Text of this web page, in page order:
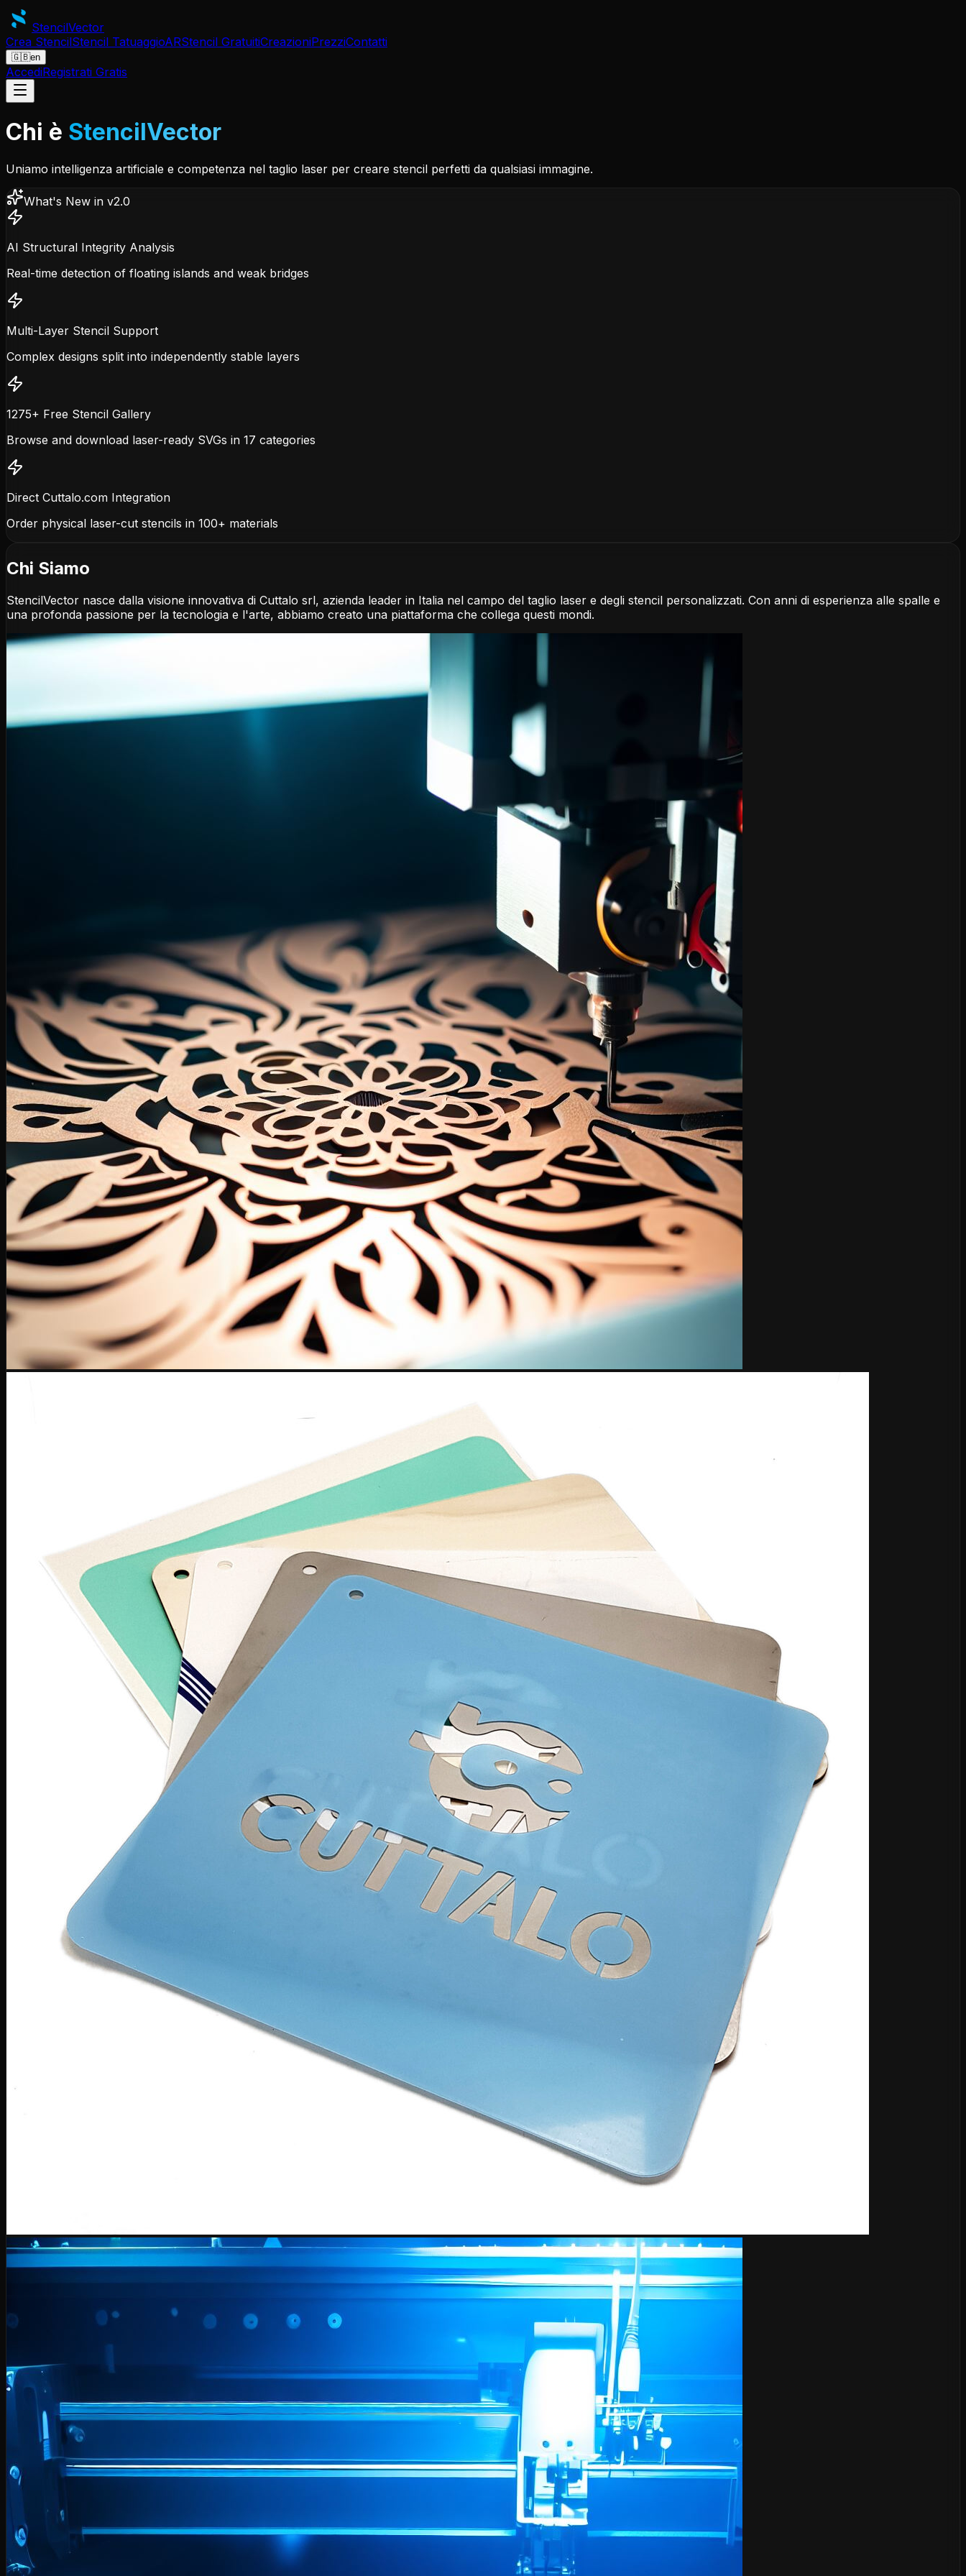
StencilVector
Crea StencilStencil TatuaggioARStencil GratuitiCreazioniPrezziContatti
🇬🇧en
AccediRegistrati Gratis
Chi è StencilVector
Uniamo intelligenza artificiale e competenza nel taglio laser per creare stencil perfetti da qualsiasi immagine.
What's New in v2.0
AI Structural Integrity Analysis
Real-time detection of floating islands and weak bridges
Multi-Layer Stencil Support
Complex designs split into independently stable layers
1275+ Free Stencil Gallery
Browse and download laser-ready SVGs in 17 categories
Direct Cuttalo.com Integration
Order physical laser-cut stencils in 100+ materials
Chi Siamo
StencilVector nasce dalla visione innovativa di Cuttalo srl, azienda leader in Italia nel campo del taglio laser e degli stencil personalizzati. Con anni di esperienza alle spalle e
una profonda passione per la tecnologia e l'arte, abbiamo creato una piattaforma che collega questi mondi.